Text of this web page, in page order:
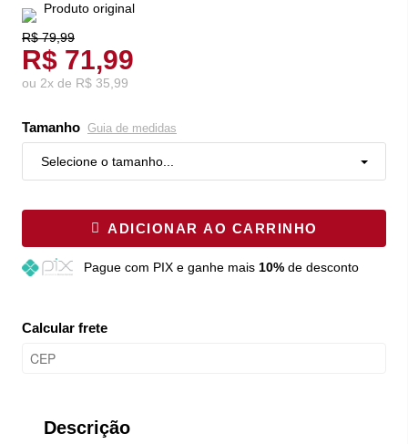
Produto original
R$ 79,99
R$ 71,99
ou 2x de R$ 35,99
Tamanho Guia de medidas
Selecione o tamanho...
ADICIONAR AO CARRINHO
Pague com PIX e ganhe mais 10%de desconto
Calcular frete
Descrição